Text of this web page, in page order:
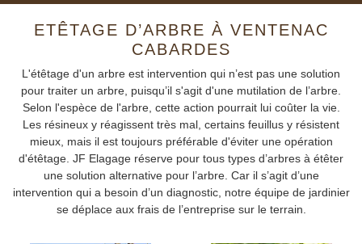
ETÊTAGE D’ARBRE À VENTENAC
CABARDES
L'étêtage d'un arbre est intervention qui n’est pas une solution
pour traiter un arbre, puisqu’il s'agit d'une mutilation de l’arbre.
Selon l'espèce de l'arbre, cette action pourrait lui coûter la vie.
Les résineux y réagissent très mal, certains feuillus y résistent
mieux, mais il est toujours préférable d'éviter une opération
d'étêtage. JF Elagage réserve pour tous types d’arbres à étêter
une solution alternative pour l’arbre. Car il s’agit d’une
intervention qui a besoin d’un diagnostic, notre équipe de jardinier
se déplace aux frais de l’entreprise sur le terrain.